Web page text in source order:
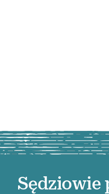
Sędziowie